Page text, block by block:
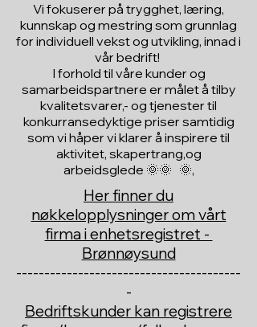
Vi fokuserer på trygghet, læring,
kunnskap og mestring som grunnlag
for individuell vekst og utvikling, innad i
vår bedrift!
I forhold til våre kunder og
samarbeidspartnere er målet å tilby
kvalitetsvarer,- og tjenester til
konkurransedyktige priser samtidig
som vi håper vi klarer å inspirere til
aktivitet, skapertrang,og
arbeidsglede 🌞🌞 🌞,
Her finner du
nøkkelopplysninger om vårt
firma i enhetsregistret -
Brønnøysund
----------------------------------------
-
Bedriftskunder kan registrere